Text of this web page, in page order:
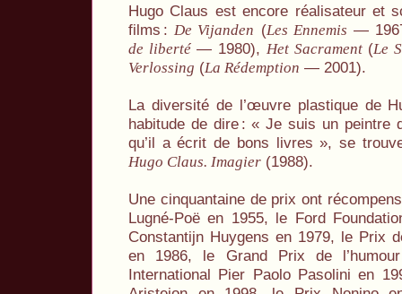
Hugo Claus est encore réalisateur et
films : De Vijanden (Les Ennemis —
de liberté— 1980), Het Sacrament(Le
Verlossing (La Rédemption — 2001).
La diversité de l’œuvre plastique de
habitude de dire : « Je suis un peintre
qu’il a écrit de bons livres », se
Hugo Claus. Imagier (1988).
Une cinquantaine de prix ont
Lugné-Poë en 1955, le Ford
Constantijn Huygens en 1979, le Prix
en 1986, le Grand Prix de
International Pier Paolo Pasolini en